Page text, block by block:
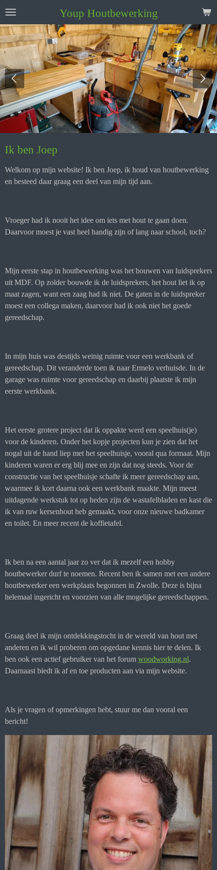
Ga
naar
de
hoofdinhoud
Youp Houtbewerking
Ik ben Joep
Welkom op mijn website! Ik ben Joep, ik houd van houtbewerking
en besteed daar graag een deel van mijn tijd aan.
Vroeger had ik nooit het idee om iets met hout te gaan doen.
Daarvoor moest je vast heel handig zijn of lang naar school, toch?
Mijn eerste stap in houtbewerking was het bouwen van luidsprekers
uit MDF. Op zolder bouwde ik de luidsprekers, het hout liet ik op
maat zagen, want een zaag had ik niet. De gaten in de luidspreker
moest een collega maken, daarvoor had ik ook niet het goede
gereedschap.
In mijn huis was destijds weinig ruimte voor een werkbank of
gereedschap. Dit veranderde toen ik naar Ermelo verhuisde. In de
garage was ruimte voor gereedschap en daarbij plaatste ik mijn
eerste werkbank.
Het eerste grotere project dat ik oppakte werd een speelhuis(je)
voor de kinderen. Onder het kopje projecten kun je zien dat het
nogal uit de hand liep met het speelhuisje, vooral qua formaat. Mijn
kinderen waren er erg blij mee en zijn dat nog steeds. Voor de
constructie van het speelhuisje schafte ik meer gereedschap aan,
waarmee ik kort daarna ook een werkbank maakte. Mijn meest
uitdagende werkstuk tot op heden zijn de wastafelbladen en kast die
ik van ruw kersenhout heb gemaakt, voor onze nieuwe badkamer
en toilet. En meer recent de koffietafel.
Ik ben na een aantal jaar zo ver dat ik mezelf een hobby
houtbewerker durf te noemen. Recent ben ik samen met een andere
houtbewerker een werkplaats begonnen in Zwolle. Deze is bijna
helemaal ingericht en voorzien van alle mogelijke gereedschappen.
Graag deel ik mijn ontdekkingstocht in de wereld van hout met
anderen en ik wil proberen om opgedane kennis hier te delen. Ik
ben ook een actief gebruiker van het forum woodworking.nl.
Daarnaast biedt ik af en toe producten aan via mijn website.
Als je vragen of opmerkingen hebt, stuur me dan vooral een
bericht!